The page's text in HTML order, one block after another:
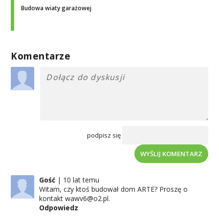
Budowa wiaty garażowej
Komentarze
podpisz się
WYŚLIJ KOMENTARZ
Gość
10 lat temu
Witam, czy ktoś budował dom ARTE? Proszę o
kontakt wawv6@o2.pl.
Odpowiedz